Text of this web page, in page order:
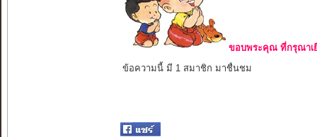
ขอบพระคุณ ที่กรุณาเ
ข้อความนี้ มี 1 สมาชิก มาชื่นชม